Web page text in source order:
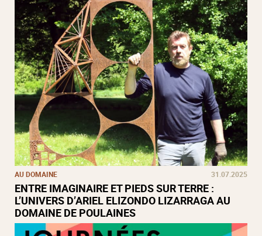
AU DOMAINE 31.07.2025
ENTRE IMAGINAIRE ET PIEDS SUR TERRE :
L’UNIVERS D’ARIEL ELIZONDO LIZARRAGA AU
DOMAINE DE POULAINES